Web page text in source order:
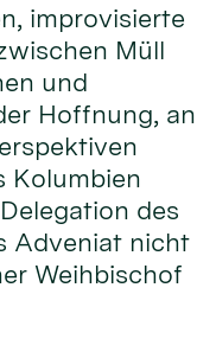
improvisierte
Müll
und
Hoffnung, an
Kolumbien
des
Adveniat nicht
Weihbischof